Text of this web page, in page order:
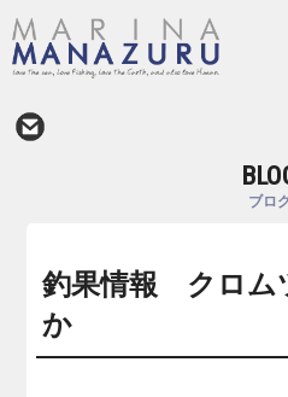
ブロ
釣果情報 クロム
か